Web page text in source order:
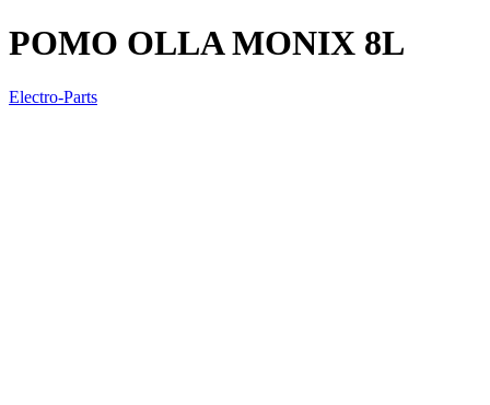
POMO OLLA MONIX 8L
Electro-Parts